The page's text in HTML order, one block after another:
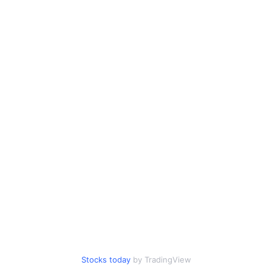
Stocks today by TradingView